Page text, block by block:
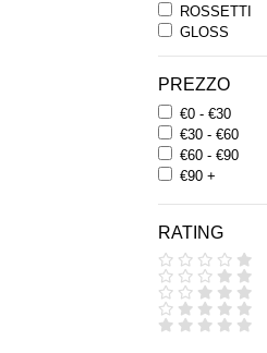
ROSSETTI
GLOSS
MATITE
BRONZERS
MINERAL
COLLECTION
PENNELLI
LABBRA
PENNELLI
OCCHI
APPLICATORI
ACESSORI
RIMOZIONE
PREZZO
€0 - €30
€30 - €60
€60 - €90
€90 +
RATING